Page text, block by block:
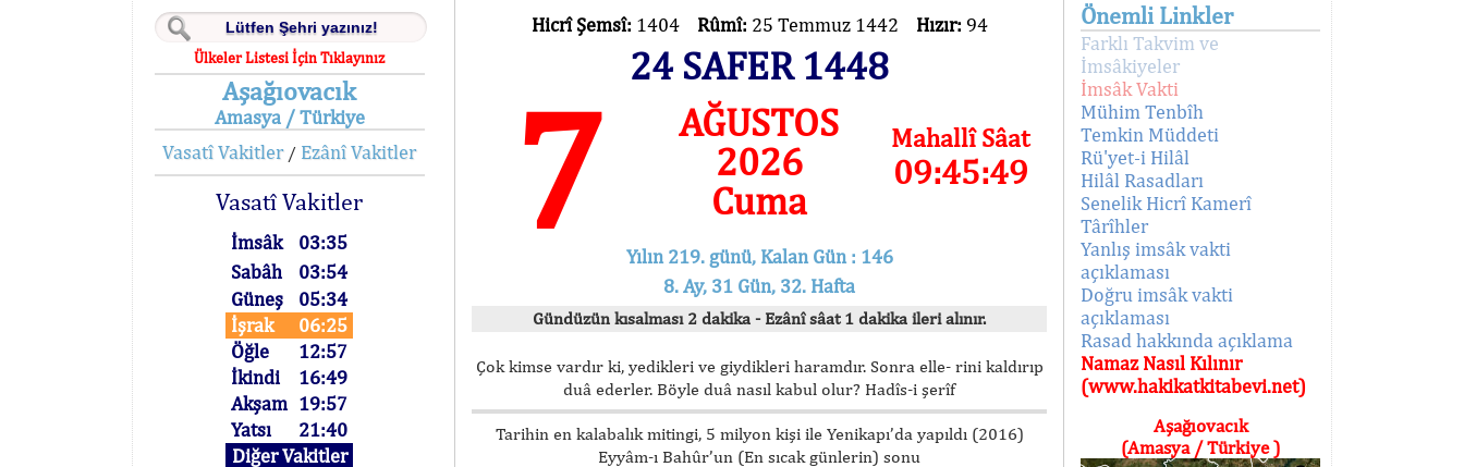
Ülkeler Listesi İçin Tıklayınız
Aşağıovacık
Amasya / Türkiye
Vasatî Vakitler/ Ezânî Vakitler
Vasatî Vakitler
İmsâk
03:35
Sabâh
03:54
Güneş
05:34
İşrak
06:25
Öğle
12:57
İkindi
16:49
Akşam 19:57
Yatsı
21:40
Diğer Vakitler
Hicrî Şemsî: 1404 Rûmî: 25 Temmuz 1442 Hızır: 94
24 SAFER 1448
7
AĞUSTOS
2026
Cuma
Mahallî Sâat
09:45:49
Yılın 219. günü, Kalan Gün : 146
8. Ay, 31 Gün, 32. Hafta
Gündüzün kısalması 2 dakika - Ezânî sâat 1 dakika ileri alınır.
Çok kimse vardır ki, yedikleri ve giydikleri haramdır. Sonra elle- rini kaldırıp
duâ ederler. Böyle duâ nasıl kabul olur? Hadîs-i şerîf
Tarihin en kalabalık mitingi, 5 milyon kişi ile Yenikapı’da yapıldı (2016)
Eyyâm-ı Bahûr’un (En sıcak günlerin) sonu
Önemli Linkler
Farklı Takvim ve
İmsâkiyeler
İmsâk Vakti
Mühim Tenbîh
Temkin Müddeti
Rü'yet-i Hilâl
Hilâl Rasadları
Senelik Hicrî Kamerî
Târîhler
Yanlış imsâk vakti
açıklaması
Doğru imsâk vakti
açıklaması
Rasad hakkında açıklama
Namaz Nasıl Kılınır
(www.hakikatkitabevi.net)
Aşağıovacık
(Amasya / Türkiye )